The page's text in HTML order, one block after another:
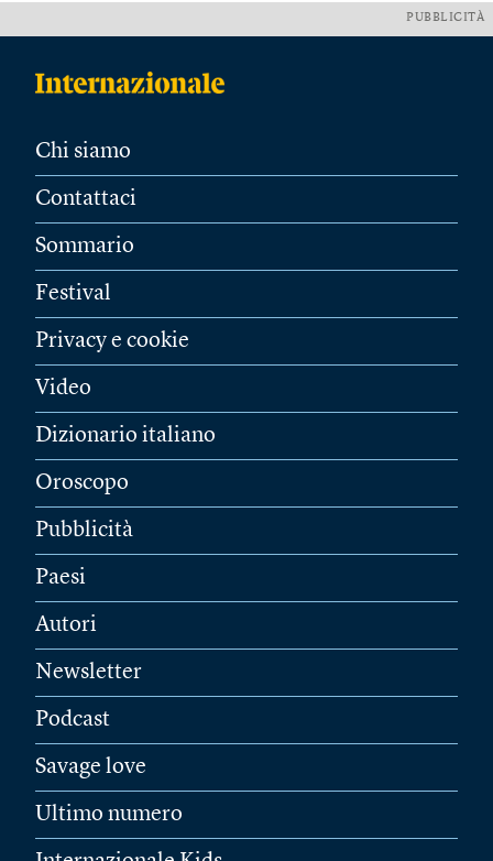
PUBBLICITÀ
Chi siamo
Contattaci
Sommario
Festival
Privacy e cookie
Video
Dizionario italiano
Oroscopo
Pubblicità
Paesi
Autori
Newsletter
Podcast
Savage love
Ultimo numero